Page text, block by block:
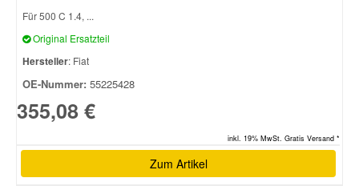
Für 500 C 1.4, ...
Original Ersatzteil
Hersteller: Fiat
OE-Nummer: 55225428
355,08 €
inkl. 19% MwSt. Gratis Versand *
Zum Artikel